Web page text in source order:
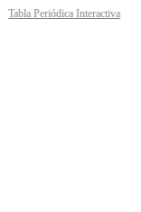
Tabla Periódica Interactiva